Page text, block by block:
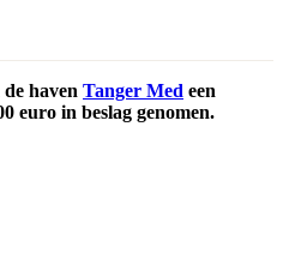
haven Tanger Med een
euro in beslag genomen.